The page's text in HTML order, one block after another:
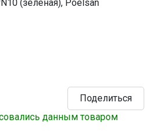
Поделиться
данным товаром